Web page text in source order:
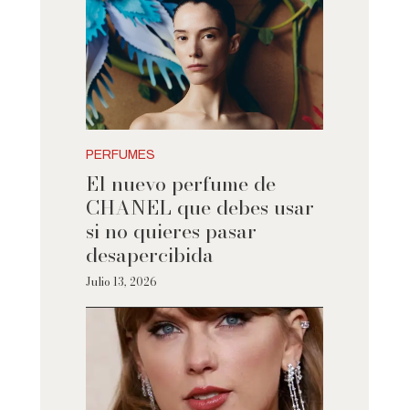
PERFUMES
El nuevo perfume de
CHANEL que debes usar
si no quieres pasar
desapercibida
Julio 13, 2026